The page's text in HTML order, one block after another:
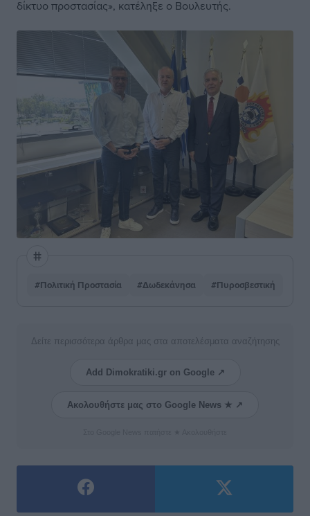
δίκτυο προστασίας», κατέληξε ο Βουλευτής.
#Πολιτική Προστασία #Δωδεκάνησα #Πυροσβεστική
Δείτε περισσότερα άρθρα μας στα αποτελέσματα αναζήτησης
Add Dimokratiki.gr on Google ↗
Ακολουθήστε μας στο Google News ★ ↗